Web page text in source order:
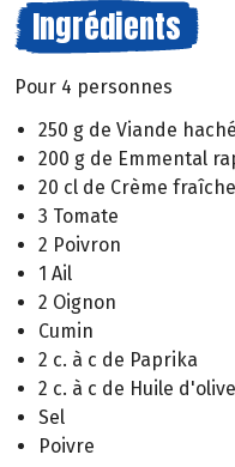
Ingrédients
Pour 4 personnes
250 g de Viande
200 g de Emmental
20 cl de Crème fraîche
3 Tomate
2 Poivron
1 Ail
2 Oignon
Cumin
2 c. à c de Paprika
2 c. à c de Huile d'olive
Sel
Poivre